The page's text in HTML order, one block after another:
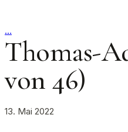
…
Thomas-
von 46)
13. Mai 2022